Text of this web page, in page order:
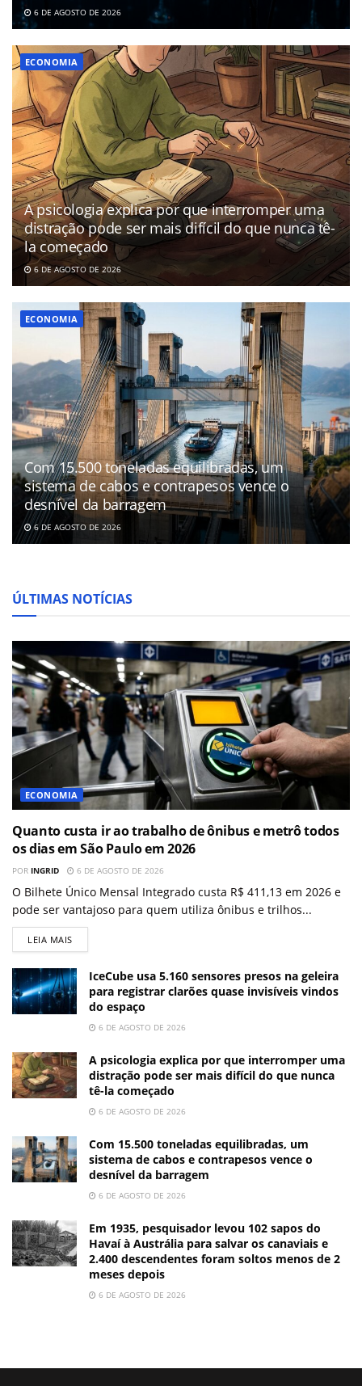
6 DE AGOSTO DE 2026
ECONOMIA
A psicologia explica por que interromper uma
distração pode ser mais difícil do que nunca tê-
la começado
6 DE AGOSTO DE 2026
ECONOMIA
Com 15.500 toneladas equilibradas, um
sistema de cabos e contrapesos vence o
desnível da barragem
6 DE AGOSTO DE 2026
ÚLTIMAS NOTÍCIAS
ECONOMIA
Quanto custa ir ao trabalho de ônibus e metrô todos
os dias em São Paulo em 2026
POR INGRID 6 DE AGOSTO DE 2026
O Bilhete Único Mensal Integrado custa R$ 411,13 em 2026 e
pode ser vantajoso para quem utiliza ônibus e trilhos...
LEIA MAIS
IceCube usa 5.160 sensores presos na geleira
para registrar clarões quase invisíveis vindos
do espaço
6 DE AGOSTO DE 2026
A psicologia explica por que interromper uma
distração pode ser mais difícil do que nunca
tê-la começado
6 DE AGOSTO DE 2026
Com 15.500 toneladas equilibradas, um
sistema de cabos e contrapesos vence o
desnível da barragem
6 DE AGOSTO DE 2026
Em 1935, pesquisador levou 102 sapos do
Havaí à Austrália para salvar os canaviais e
2.400 descendentes foram soltos menos de 2
meses depois
6 DE AGOSTO DE 2026